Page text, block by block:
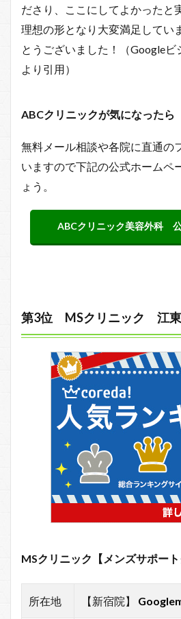
ださり、ここにしてよかったと
理想の形となり大変満足してい
とうございました！（Google
より引用）
ABCクリニックが気になったら
無料メール相談や各院に直通の
いますので下記の公式ホームペ
ょう。
ABCクリニック美容外科
第3位 MSクリニック 江
MSクリニック【メンズサポー
所在地 【新宿院】